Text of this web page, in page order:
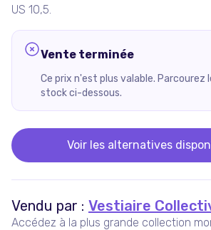
US 10,5.
Vente terminée
Ce prix n'est plus valable. Parcourez
stock ci-dessous.
Voir les alternatives
Vendu par : Vestiaire
Accédez à la plus grande collection